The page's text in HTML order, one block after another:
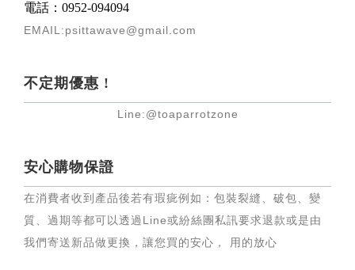
電話：0952-094094
EMAIL:psittawave@gmail.com
不定期優惠 !
Line:@toaparrotzone
安心購物保證
在消費者收到產品後若有瑕疵例如：包裝裂縫、破包、變
質、過期等都可以透過Line或紛絲團私訊要求退款或是由
我們寄送新品做更換，讓您買的安心， 用的放心